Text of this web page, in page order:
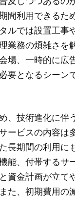
間利用できるた
ルでは設置工事
業務の煩雑さを
場、一時的に広
要となるシーン
、技術進化に伴
ービスの内容は
長期間の利用に
能、付帯するサ
資金計画が立て
た、初期費用の